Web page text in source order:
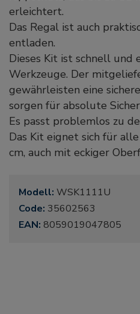
erleichtert.
Das Regal ist auch
entladen.
Dieses Kit ist schnell und
Werkzeuge. Der
gewährleisten eine
sorgen für absolute
Es passt problemlos zu
Das Kit eignet sich für
cm, auch mit eckiger
Modell: WSK1111U
Code: 35602563
EAN: 8059019047805